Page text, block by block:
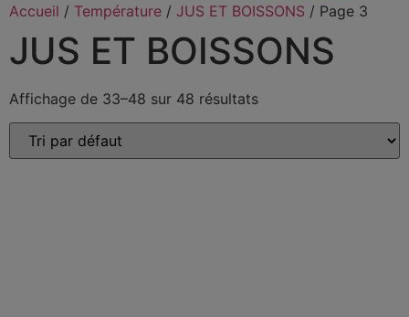
Accueil / Température / JUS ET BOISSONS / Page 3
JUS ET BOISSONS
Affichage de 33–48 sur 48 résultats